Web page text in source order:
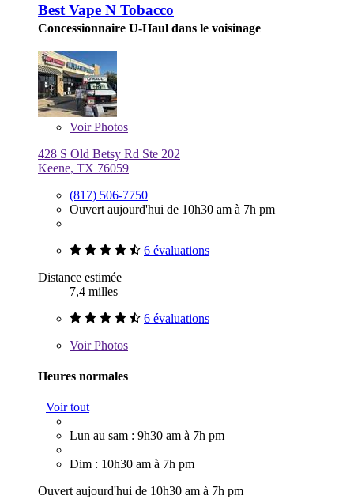
Best Vape N Tobacco
Concessionnaire U-Haul dans le voisinage
VoirPhotos
428 S Old Betsy Rd Ste 202
Keene, TX 76059
(817) 506-7750
Ouvert aujourd'hui de 10h30 am à 7h pm
6 évaluations
Distance estimée
7,4 milles
6 évaluations
VoirPhotos
Heures normales
Voir tout
Lun au sam : 9h30 am à 7h pm
Dim : 10h30 am à 7h pm
Ouvert aujourd'hui de 10h30 am à 7h pm